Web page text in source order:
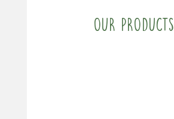
Our products